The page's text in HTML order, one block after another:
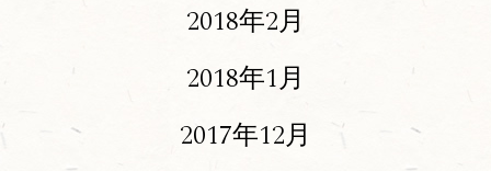
2018年2月
2018年1月
2017年12月